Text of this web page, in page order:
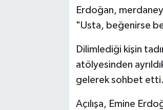
Erdoğan,
"Usta, beğenirse
Dilimlediği kişin
atölyesinden
gelerek sohbet etti.
Açılışa, Emine